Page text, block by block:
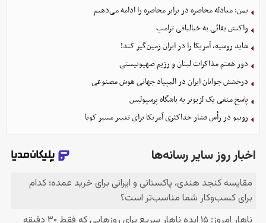
یمن: معادله محاصره در برابر محاصره را ادامه می‌دهیم
واکنش بقائی به خیالبافی ترامپ
شاید روسیه، آمریکا را در ایران زمین‌گیر کند!
دور هفتم مذاکرات لبنان و رژیم صهیونیستی
درخشش جوانان ایران در المپیاد جهانی هوش مصنوعی
پاسخ منفی یک لژیونر به باشگاه پرسپولیس
روبیو در رأس فشار حداکثری آمریکا برای تغییر مسیر کوبا